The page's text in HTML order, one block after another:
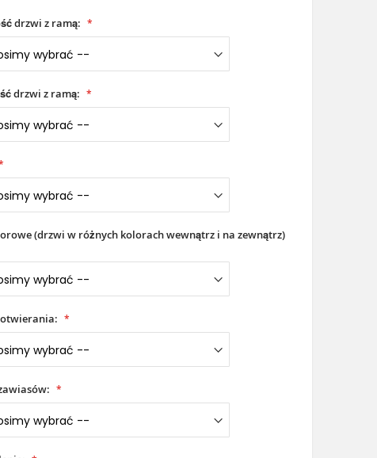
drzwi z ramą:
drzwi z ramą:
(drzwi w różnych kolorach wewnątrz i na zewnątrz)